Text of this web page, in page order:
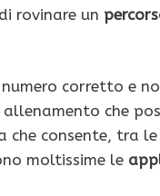
rovinare un
numero corretto e
che
consente, tra
moltissime le